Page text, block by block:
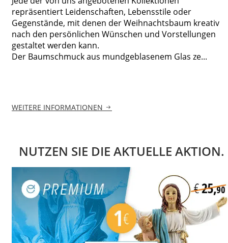
repräsentiert Leidenschaften, Lebensstile oder
Gegenstände, mit denen der Weihnachtsbaum kreativ
nach den persönlichen Wünschen und Vorstellungen
gestaltet werden kann.
Der Baumschmuck aus mundgeblasenem Glas ze...
WEITERE INFORMATIONEN
NUTZEN SIE DIE AKTUELLE AKTION.